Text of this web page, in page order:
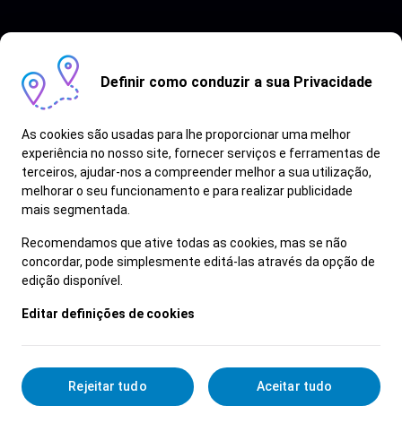
Vagas semelhantes
Definir como conduzir a sua Privacidade
As cookies são usadas para lhe proporcionar uma melhor
experiência no nosso site, fornecer serviços e ferramentas de
terceiros, ajudar-nos a compreender melhor a sua utilização,
melhorar o seu funcionamento e para realizar publicidade
mais segmentada.
Recomendamos que ative todas as cookies, mas se não
concordar, pode simplesmente editá-las através da opção de
edição disponível.
Editar definições de cookies
Rejeitar tudo Aceitar tudo